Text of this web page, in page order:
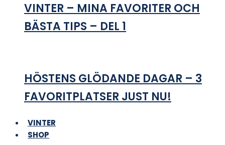
VINTER – MINA FAVORITER OCH
BÄSTA TIPS – DEL 1
HÖSTENS GLÖDANDE DAGAR – 3
FAVORITPLATSER JUST NU!
VINTER
SHOP